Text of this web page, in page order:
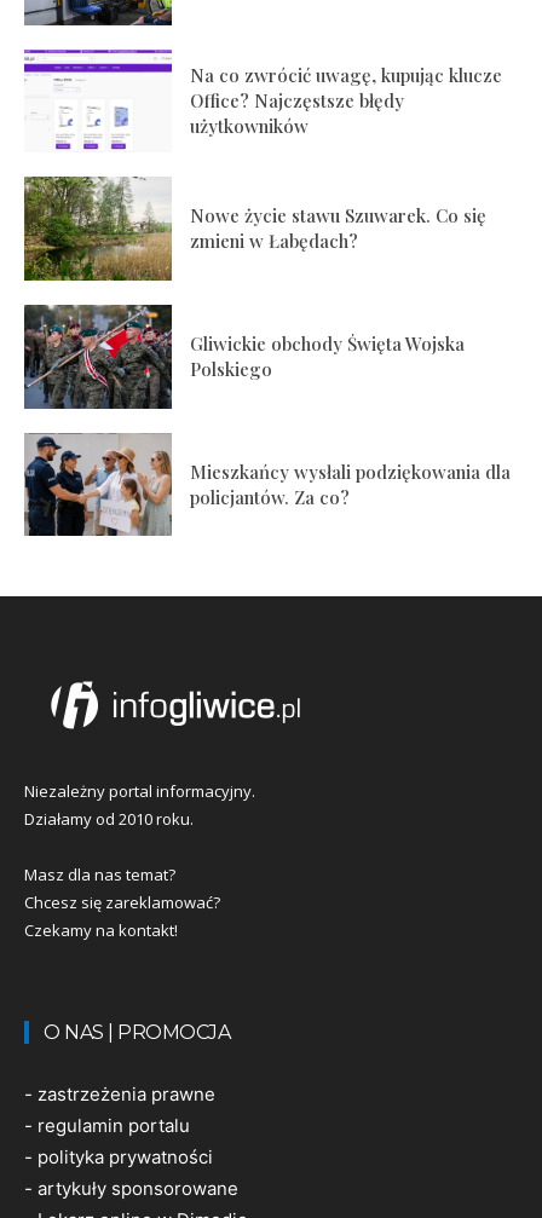
Na co zwrócić uwagę, kupując klucze
Office? Najczęstsze błędy
użytkowników
Nowe życie stawu Szuwarek. Co się
zmieni w Łabędach?
Gliwickie obchody Święta Wojska
Polskiego
Mieszkańcy wysłali podziękowania dla
policjantów. Za co?
Niezależny portal informacyjny.
Działamy od 2010 roku.
Masz dla nas temat?
Chcesz się zareklamować?
Czekamy na kontakt!
O NAS | PROMOCJA
- zastrzeżenia prawne
- regulamin portalu
- polityka prywatności
- artykuły sponsorowane